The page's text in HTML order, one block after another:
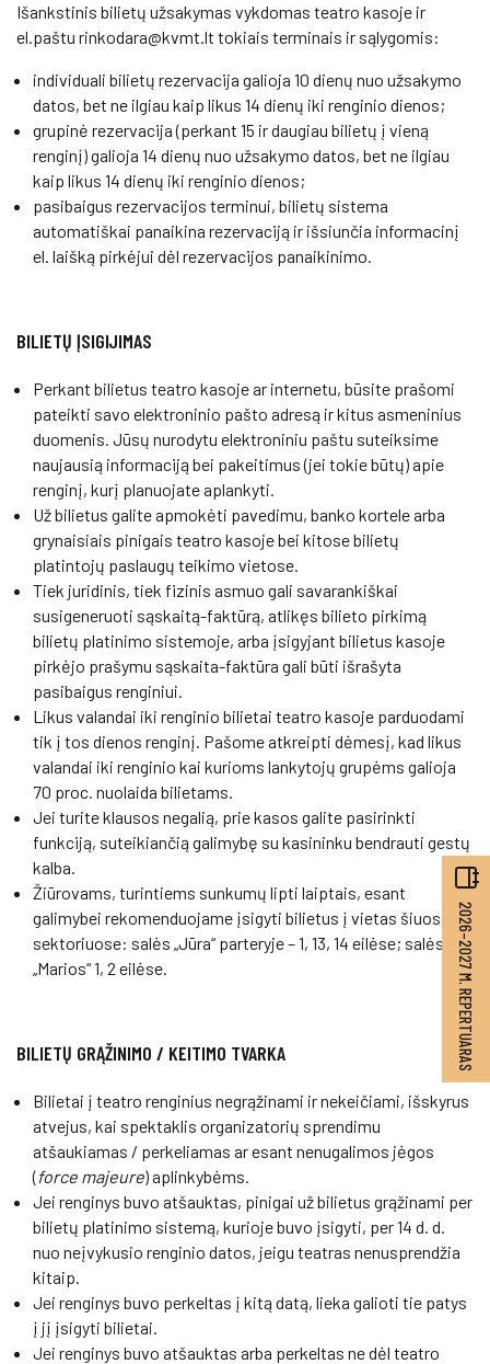
Išankstinis bilietų užsakymas vykdomas teatro kasoje ir
el.paštu rinkodara@kvmt.lt tokiais terminais ir sąlygomis:
individuali bilietų rezervacija galioja 10 dienų nuo užsakymo
datos, bet ne ilgiau kaip likus 14 dienų iki renginio dienos;
grupinė rezervacija (perkant 15 ir daugiau bilietų į vieną
renginį) galioja 14 dienų nuo užsakymo datos, bet ne ilgiau
kaip likus 14 dienų iki renginio dienos;
pasibaigus rezervacijos terminui, bilietų sistema
automatiškai panaikina rezervaciją ir išsiunčia informacinį
el. laišką pirkėjui dėl rezervacijos panaikinimo.
BILIETŲ ĮSIGIJIMAS
Perkant bilietus teatro kasoje ar internetu, būsite prašomi
pateikti savo elektroninio pašto adresą ir kitus asmeninius
duomenis. Jūsų nurodytu elektroniniu paštu suteiksime
naujausią informaciją bei pakeitimus (jei tokie būtų) apie
renginį, kurį planuojate aplankyti.
Už bilietus galite apmokėti pavedimu, banko kortele arba
grynaisiais pinigais teatro kasoje bei kitose bilietų
platintojų paslaugų teikimo vietose.
Tiek juridinis, tiek fizinis asmuo gali savarankiškai
susigeneruoti sąskaitą-faktūrą, atlikęs bilieto pirkimą
bilietų platinimo sistemoje, arba įsigyjant bilietus kasoje
pirkėjo prašymu sąskaita-faktūra gali būti išrašyta
pasibaigus renginiui.
Likus valandai iki renginio bilietai teatro kasoje parduodami
tik į tos dienos renginį. Pašome atkreipti dėmesį, kad likus
valandai iki renginio kai kurioms lankytojų grupėms galioja
70 proc. nuolaida bilietams.
Jei turite klausos negalią, prie kasos galite pasirinkti
funkciją, suteikiančią galimybę su kasininku bendrauti gestų
kalba.
Žiūrovams, turintiems sunkumų lipti laiptais, esant
galimybei rekomenduojame įsigyti bilietus į vietas šiuose
sektoriuose: salės „Jūra“ parteryje – 1, 13, 14 eilėse; salės
„Marios“ 1, 2 eilėse.
BILIETŲ GRĄŽINIMO / KEITIMO TVARKA
Bilietai į teatro renginius negrąžinami ir nekeičiami, išskyrus
atvejus, kai spektaklis organizatorių sprendimu
atšaukiamas / perkeliamas ar esant nenugalimos jėgos
(force majeure) aplinkybėms.
Jei renginys buvo atšauktas, pinigai už bilietus grąžinami per
bilietų platinimo sistemą, kurioje buvo įsigyti, per 14 d. d.
nuo neįvykusio renginio datos, jeigu teatras nenusprendžia
kitaip.
Jei renginys buvo perkeltas į kitą datą, lieka galioti tie patys
į jį įsigyti bilietai.
Jei renginys buvo atšauktas arba perkeltas ne dėl teatro
2026–2027 M. REPERTUARAS